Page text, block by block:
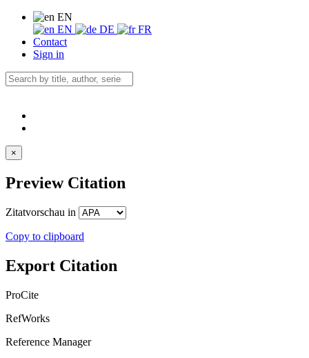
EN
EN
DE
FR
Contact
Sign in
×
Preview Citation
Zitatvorschau in
Copy to clipboard
Export Citation
ProCite
RefWorks
Reference Manager